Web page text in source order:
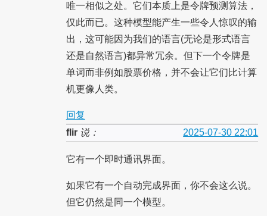
唯一相似之处。它们本质上是令牌预测算法，
仅此而已。这种模型能产生一些令人惊叹的输
出，这可能因为我们的语言(无论是形式语言
还是自然语言)都异常冗余。但下一个令牌是
单词而非例如股票价格，并不会让它们比计算
机更像人类。
回复
flir说： 2025-07-30 22:01
它有一个即时通讯界面。
如果它有一个自动完成界面，你不会这么说。
但它仍然是同一个模型。